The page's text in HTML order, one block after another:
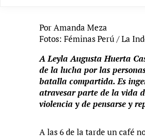
Por Amanda Meza
Fotos: Féminas Perú / La
A Leyla Augusta Huerta
de la lucha por las
batalla compartida. Es
atravesar parte de la vida
violencia y de pensarse y
A las 6 de la tarde un café